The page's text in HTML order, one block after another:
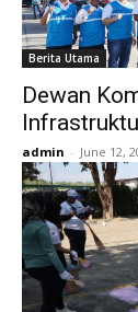
Berita Utama
Dewan
admin - June 12,